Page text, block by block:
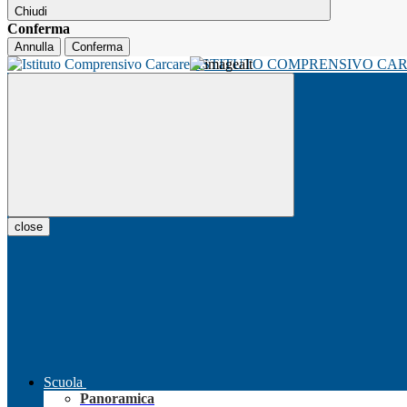
Chiudi
Conferma
Annulla Conferma
ISTITUTO COMPRENSIVO
close
Scuola
Panoramica